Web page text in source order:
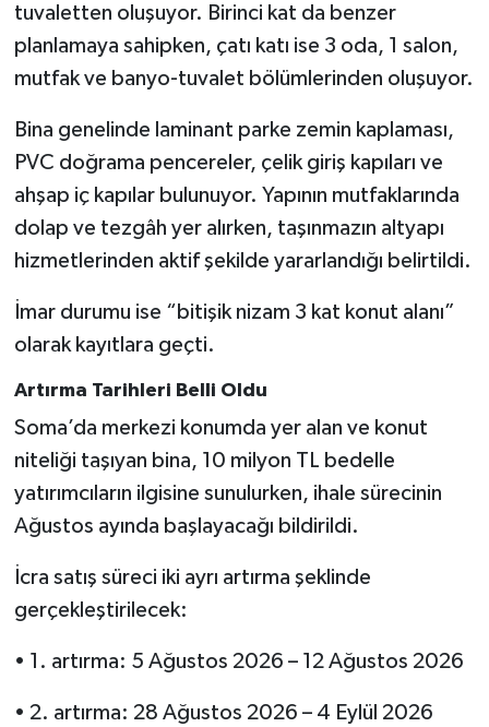
tuvaletten oluşuyor. Birinci kat da benzer
planlamaya sahipken, çatı katı ise 3 oda, 1 salon,
mutfak ve banyo-tuvalet bölümlerinden oluşuyor.
Bina genelinde laminant parke zemin kaplaması,
PVC doğrama pencereler, çelik giriş kapıları ve
ahşap iç kapılar bulunuyor. Yapının mutfaklarında
dolap ve tezgâh yer alırken, taşınmazın altyapı
hizmetlerinden aktif şekilde yararlandığı belirtildi.
İmar durumu ise “bitişik nizam 3 kat konut alanı”
olarak kayıtlara geçti.
Artırma Tarihleri Belli Oldu
Soma’da merkezi konumda yer alan ve konut
niteliği taşıyan bina, 10 milyon TL bedelle
yatırımcıların ilgisine sunulurken, ihale sürecinin
Ağustos ayında başlayacağı bildirildi.
İcra satış süreci iki ayrı artırma şeklinde
gerçekleştirilecek:
• 1. artırma: 5 Ağustos 2026 – 12 Ağustos 2026
• 2. artırma: 28 Ağustos 2026 – 4 Eylül 2026